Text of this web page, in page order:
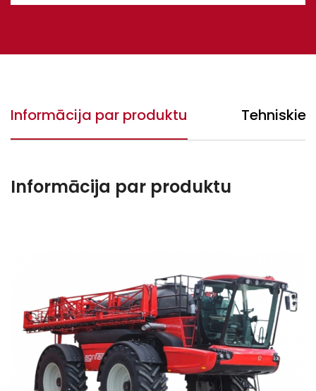
Informācija par produktu Tehniskie
Informācija par produktu